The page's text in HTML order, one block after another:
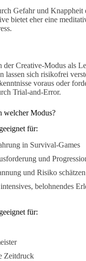
Gefahr und Knappheit
bietet eher eine
der Creative-Modus als
lassen sich risikofrei
voraus oder
Trial-and-Error.
welcher Modus?
für:
in Survival-Games
und
und Risiko schätzen
belohnendes
für:
Zeitdruck